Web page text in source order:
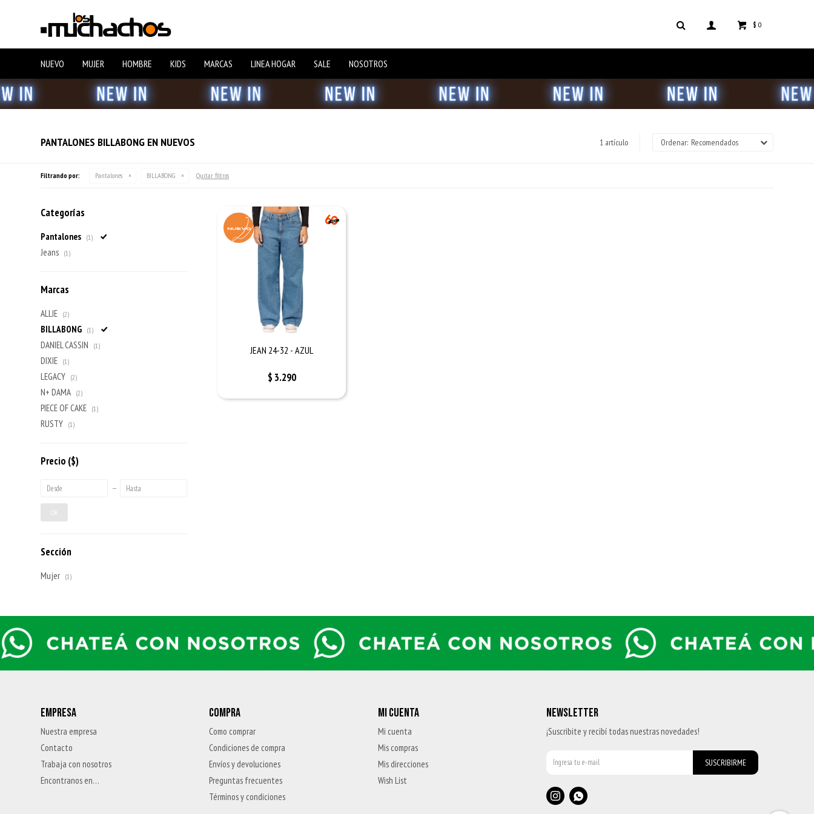
NUEVO MUJER HOMBRE KIDS MARCAS LINEA HOGAR SALE NOSOTROS
$ 0
PANTALONES BILLABONG EN NUEVOS 1 artículo Recomendados
Filtrando por: Pantalones BILLABONG Quitar filtros
JEAN 24-32 - AZUL
$ 3.290
Categorías
Pantalones (1)
Jeans (1)
Marcas
ALLIE (2)
BILLABONG (1)
DANIEL CASSIN (1)
DIXIE (1)
LEGACY (2)
N+ DAMA (2)
PIECE OF CAKE (1)
RUSTY (1)
Precio ($)
OK
Sección
Mujer (1)
EMPRESA
Nuestra empresa
Contacto
Trabaja con nosotros
Encontranos en…
COMPRA
Como comprar
Condiciones de compra
Envíos y devoluciones
Preguntas frecuentes
Términos y condiciones
MI CUENTA
Mi cuenta
Mis compras
Mis direcciones
Wish List
NEWSLETTER
¡Suscribite y recibí todas nuestras novedades!
SUSCRIBIRME
 